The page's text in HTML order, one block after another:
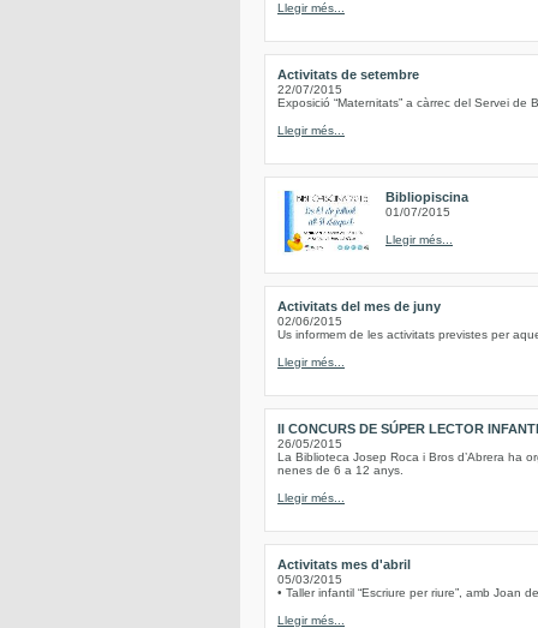
Llegir més...
Activitats de setembre
22/07/2015
Exposició “Maternitats” a càrrec del Servei de
Llegir més...
Bibliopiscina
01/07/2015
Llegir més...
Activitats del mes de juny
02/06/2015
Us informem de les activitats previstes per
Llegir més...
II CONCURS DE SÚPER LECTOR
26/05/2015
La Biblioteca Josep Roca i Bros d’Abrera ha
nenes de 6 a 12 anys.
Llegir més...
Activitats mes d'abril
05/03/2015
• Taller infantil “Escriure per riure”, amb Joan
Llegir més...